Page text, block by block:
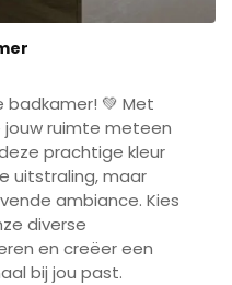
badkamer! 💚 Met
ruimte meteen
prachtige kleur
uitstraling, maar
ambiance. Kies
diverse
en creëer een
bij jou past.